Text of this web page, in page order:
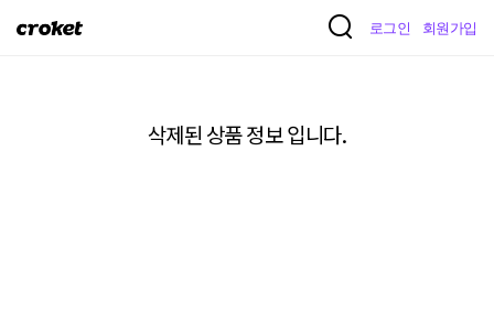
크
로그인 회원가입
삭제된 상품 정보 입니다.